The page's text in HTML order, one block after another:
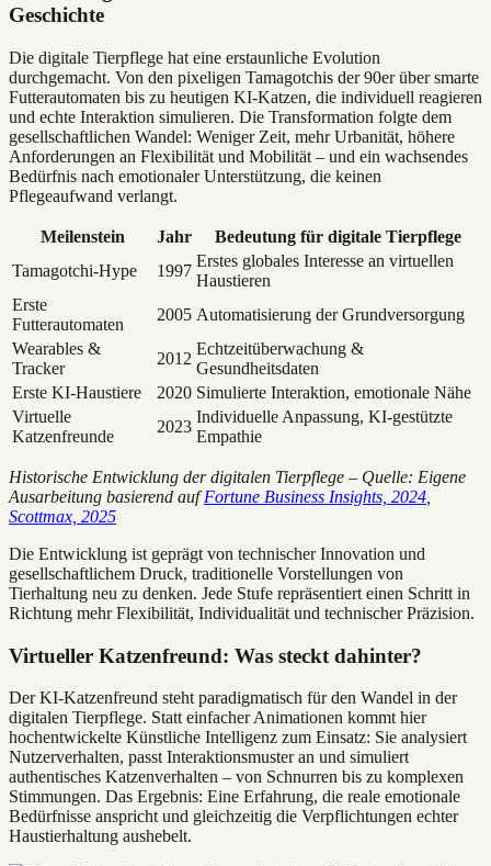
Geschichte
Die digitale Tierpflege hat eine erstaunliche Evolution
durchgemacht. Von den pixeligen Tamagotchis der 90er über smarte
Futterautomaten bis zu heutigen KI-Katzen, die individuell reagieren
und echte Interaktion simulieren. Die Transformation folgte dem
gesellschaftlichen Wandel: Weniger Zeit, mehr Urbanität, höhere
Anforderungen an Flexibilität und Mobilität – und ein wachsendes
Bedürfnis nach emotionaler Unterstützung, die keinen
Pflegeaufwand verlangt.
Meilenstein Jahr
Bedeutung für digitale Tierpflege
Tamagotchi-Hype
1997
Erstes globales Interesse an virtuellen
Haustieren
Erste
Futterautomaten
2005 Automatisierung der Grundversorgung
Wearables &
Tracker
2012
Echtzeitüberwachung &
Gesundheitsdaten
Erste KI-Haustiere
2020 Simulierte Interaktion, emotionale Nähe
Virtuelle
Katzenfreunde
2023
Individuelle Anpassung, KI-gestützte
Empathie
Historische Entwicklung der digitalen Tierpflege – Quelle: Eigene
Ausarbeitung basierend aufFortune Business Insights, 2024
Scottmax, 2025
Die Entwicklung ist geprägt von technischer Innovation und
gesellschaftlichem Druck, traditionelle Vorstellungen von
Tierhaltung neu zu denken. Jede Stufe repräsentiert einen Schritt in
Richtung mehr Flexibilität, Individualität und technischer Präzision.
Virtueller Katzenfreund: Was steckt dahinter?
Der KI-Katzenfreund steht paradigmatisch für den Wandel in der
digitalen Tierpflege. Statt einfacher Animationen kommt hier
hochentwickelte Künstliche Intelligenz zum Einsatz: Sie analysiert
Nutzerverhalten, passt Interaktionsmuster an und simuliert
authentisches Katzenverhalten – von Schnurren bis zu komplexen
Stimmungen. Das Ergebnis: Eine Erfahrung, die reale emotionale
Bedürfnisse anspricht und gleichzeitig die Verpflichtungen echter
Haustierhaltung aushebelt.